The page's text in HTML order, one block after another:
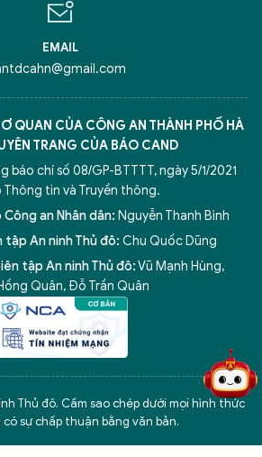
EMAIL
QUAN CỦA CÔNG AN THÀNH PHỐ HÀ
TRANG CỦA BÁO CAND
báo chí số 08/GP-BTTTT, ngày 5/1/2021
Thông tin và Truyền thông.
an Nhân dân: Nguyễn Thanh Bình
tập An ninh Thủ đô: Chu Quốc Dũng
tập An ninh Thủ đô:Vũ Mạnh Hùng,
Quân, Đỗ Trần Quân
Thủ đô. Cấm sao chép dưới mọi hình thức
sự chấp thuận bằng văn bản.
Hà Nội giải pháp xử lý điểm nghẽn của